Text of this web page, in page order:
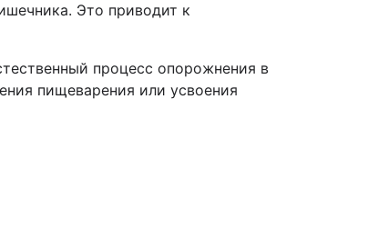
Это приводит к
процесс опорожнения в
пищеварения или усвоения